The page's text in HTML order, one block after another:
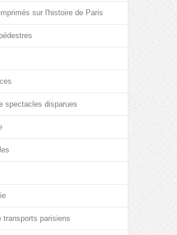
sur l'histoire de Paris
spectacles disparues
transports parisiens